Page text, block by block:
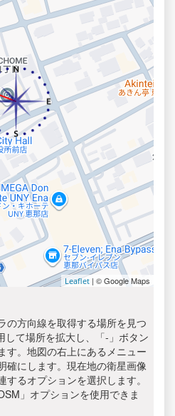
Leaflet | © Google Maps
の方向線を取得する場所を見つ
して場所を拡大し、「-」ボタン
す。地図の右上にあるメニュー
確にします。現在地の衛星画像
るオプションを選択します。
」オプションを使用できま